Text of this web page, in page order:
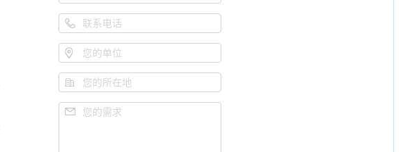
联系电话
您的单位
您的所在地
您的需求